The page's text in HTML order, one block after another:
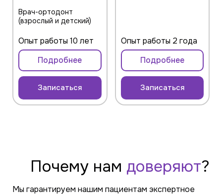
Врач-ортодонт
(взрослый и детский)
Опыт работы 10 лет
Подробнее
Записаться
Опыт работы 2 года
Подробнее
Записаться
Почему нам доверяют?
Мы гарантируем нашим пациентам экспертное